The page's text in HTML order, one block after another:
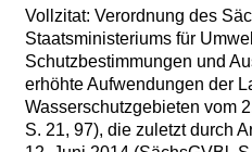
Vollzitat: Verordnung des
Staatsministeriums für
Schutzbestimmungen und
erhöhte Aufwendungen der
Wasserschutzgebieten vom
S. 21, 97), die zuletzt durch